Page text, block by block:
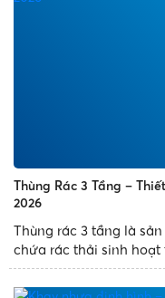
Thùng Rác 3 Tầng –
2026
Thùng rác 3 tầng là
chứa rác thải sinh
sản phẩm là thùng rác
chứa đựng rác và